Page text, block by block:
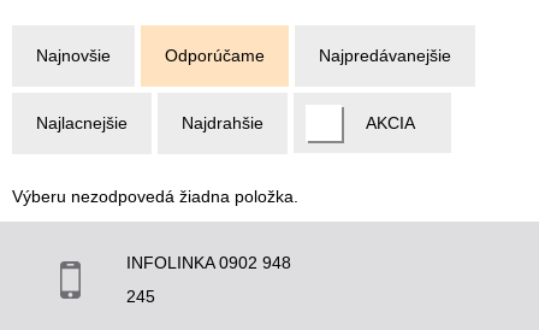
Najnovšie Odporúčame Najpredávanejšie
Najlacnejšie Najdrahšie AKCIA
Výberu nezodpovedá žiadna položka.
INFOLINKA 0902 948
245